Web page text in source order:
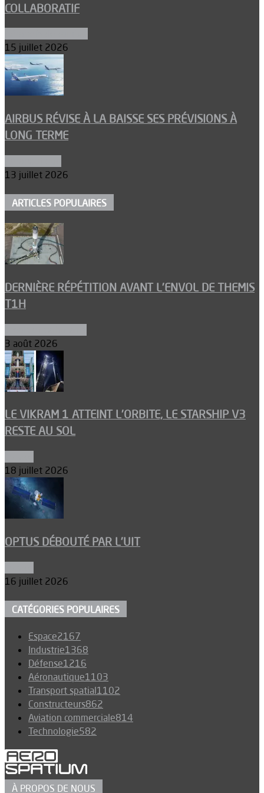
COLLABORATIF
15 juillet 2026
AIRBUS RÉVISE À LA BAISSE SES PRÉVISIONS À
LONG TERME
13 juillet 2026
ARTICLES POPULAIRES
DERNIÈRE RÉPÉTITION AVANT L’ENVOL DE THEMIS
T1H
3 août 2026
LE VIKRAM 1 ATTEINT L’ORBITE, LE STARSHIP V3
RESTE AU SOL
18 juillet 2026
OPTUS DÉBOUTÉ PAR L’UIT
16 juillet 2026
CATÉGORIES POPULAIRES
Espace2167
Industrie1368
Défense1216
Aéronautique1103
Transport spatial1102
Constructeurs862
Aviation commerciale814
Technologie582
À PROPOS DE NOUS